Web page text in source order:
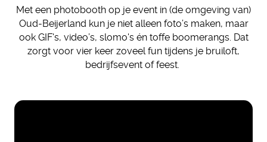
Met een photobooth op je event in (de omgeving van)
Oud-Beijerland kun je niet alleen foto’s maken, maar
ook GIF's, video’s, slomo's én toffe boomerangs. Dat
zorgt voor vier keer zoveel fun tijdens je bruiloft,
bedrijfsevent of feest.